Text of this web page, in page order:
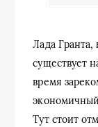
Лада Гранта,
существует
время
Тут стоит